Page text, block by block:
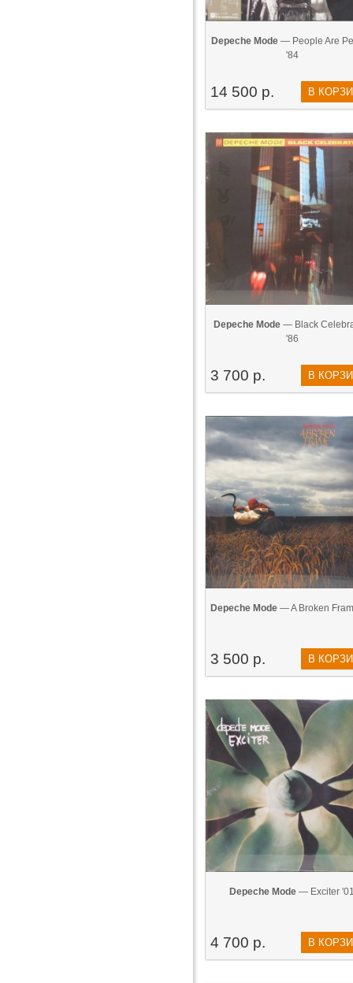
Depeche Mode — People Are
'84
14 500 р. В
Depeche Mode— Black
'86
3 700 р. В
Depeche Mode— A Broken
3 500 р. В
Depeche Mode — Exciter
4 700 р. В